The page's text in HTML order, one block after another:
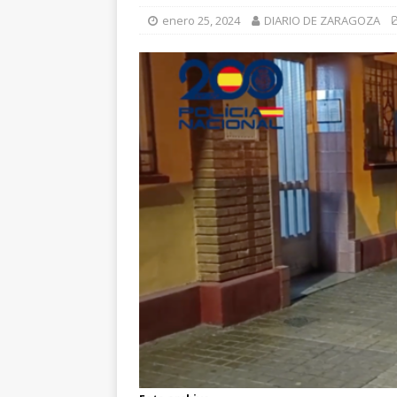
[ julio 31, 2026
de Santiago
ZARAGOZA
[ julio 31, 2026
interceptaron
vehículos
enero 25, 2024 DIARIO DE ZARAGOZA